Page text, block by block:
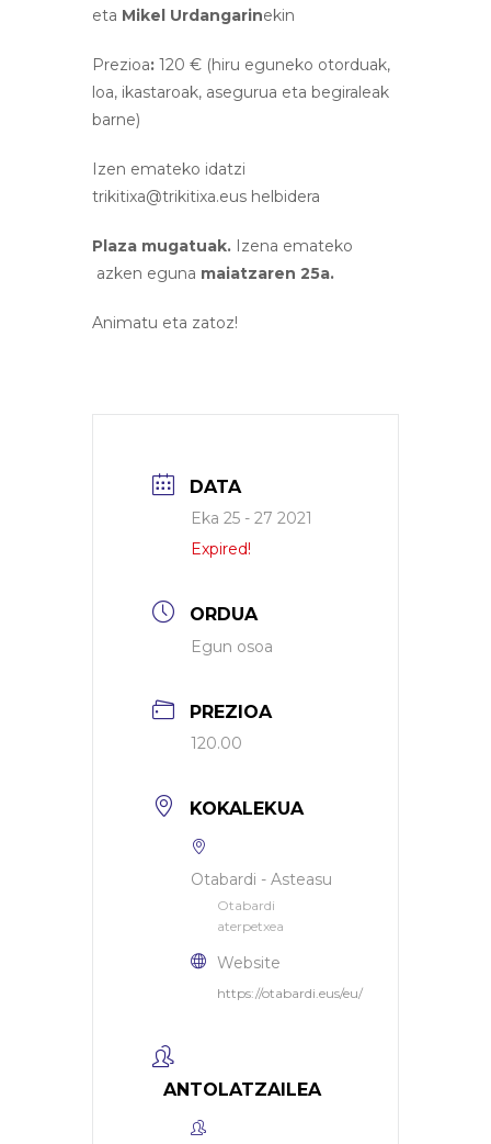
eta Mikel Urdangarinekin
Prezioa: 120 € (hiru eguneko otorduak,
loa, ikastaroak, asegurua eta begiraleak
barne)
Izen emateko idatzi
trikitixa@trikitixa.eus helbidera
Plaza mugatuak. Izena emateko
azken eguna maiatzaren 25a.
Animatu eta zatoz!
DATA
Eka 25 - 27 2021
Expired!
ORDUA
Egun osoa
PREZIOA
120.00
KOKALEKUA
Otabardi - Asteasu
Otabardi
aterpetxea
Website
https://otabardi.eus/eu/
ANTOLATZAILEA